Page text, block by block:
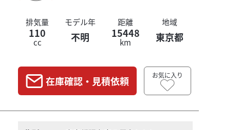
排気量
110
cc
モデル年
不明
距離
15448
km
地域
東京都
在庫確認・見積依頼 お気に入り